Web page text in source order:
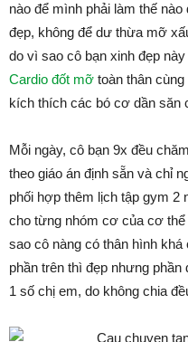
nào để mình phải làm thế
đẹp, không để dư thừa mỡ
do vì sao cô bạn xinh đẹp
Cardio đốt mỡ toàn thân cùng
kích thích các bó cơ dần săn
Mỗi ngày, cô bạn 9x đều
theo giáo án định sẵn và chỉ
phối hợp thêm lịch tập gym 2
cho từng nhóm cơ của cơ
sao cô nàng có thân hình
phần trên thì đẹp nhưng
1 số chị em, do không chia